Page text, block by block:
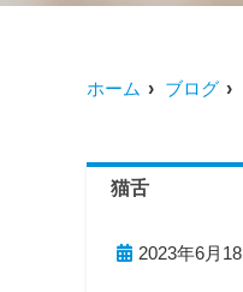
ホーム ブログ
猫舌
2023年6月